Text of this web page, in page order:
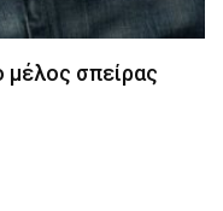
σπείρας